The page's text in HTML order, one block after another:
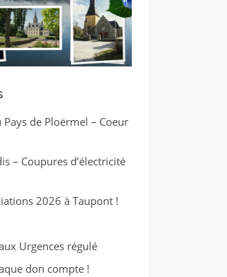
Pays de Ploërmel – Coeur
– Coupures d’électricité
2026 à Taupont !
Urgences régulé
don compte !